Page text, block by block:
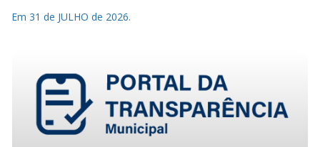
Em 31 de JULHO de 2026.